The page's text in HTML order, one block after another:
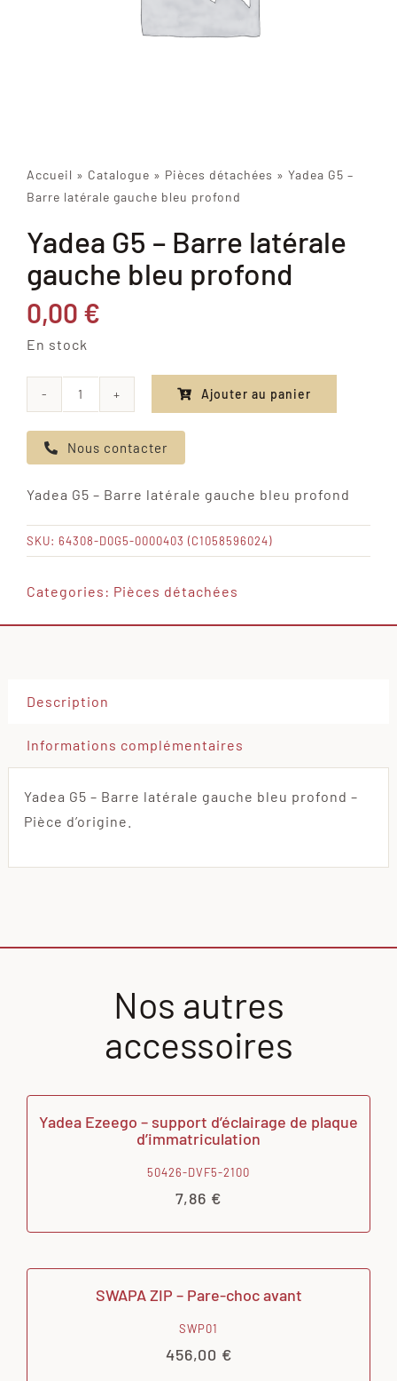
Accueil » Catalogue » Pièces détachées » Yadea G5 –
Barre latérale gauche bleu profond
Yadea G5 – Barre latérale
gauche bleu profond
0,00 €
En stock
de
Yadea
-
Barre
latérale
profond
Ajouter au panier
Nous contacter
Yadea G5 – Barre latérale gauche bleu profond
SKU: 64308-D0G5-0000403 (C1058596024)
Categories: Pièces détachées
Description
Informations complémentaires
Yadea G5 – Barre latérale gauche bleu profond –
Pièce d’origine.
Nos autres
accessoires
Yadea Ezeego – support d’éclairage de plaque
d’immatriculation
50426-DVF5-2100
7,86 €
SWAPA ZIP – Pare-choc avant
SWP01
456,00 €